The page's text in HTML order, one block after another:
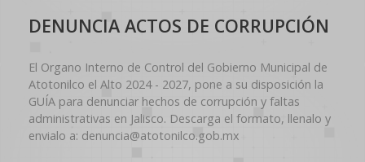
DENUNCIA ACTOS DE CORRUPCIÓN
El Organo Interno de Control del Gobierno Municipal de
Atotonilco el Alto 2024 - 2027, pone a su disposición la
GUÍA para denunciar hechos de corrupción y faltas
administrativas en Jalisco. Descarga el formato, llenalo y
envialo a: denuncia@atotonilco.gob.mx